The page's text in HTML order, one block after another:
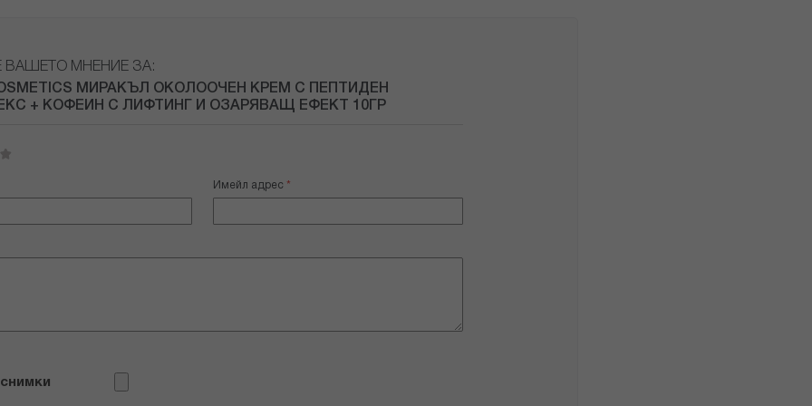
ВАШЕТО МНЕНИЕ ЗА:
МИРАКЪЛ ОКОЛООЧЕН КРЕМ С ПЕПТИДЕН
+ КОФЕИН С ЛИФТИНГ И ОЗАРЯВАЩ ЕФЕКТ 10ГР
Имейл адрес